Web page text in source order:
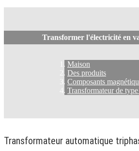
Transformer l'électricité en
Maison
Des produits
Composants
Transformateur de type
Transformateur automatique